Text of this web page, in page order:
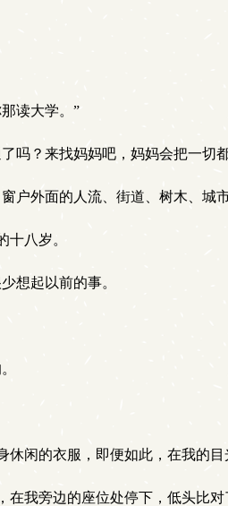
读大学。”
吗？来找妈妈吧，妈妈会把一切
户外面的人流、街道、树木、城市
八岁。
想起以前的事。
闲的衣服，即便如此，在我的
我旁边的座位处停下，低头比对